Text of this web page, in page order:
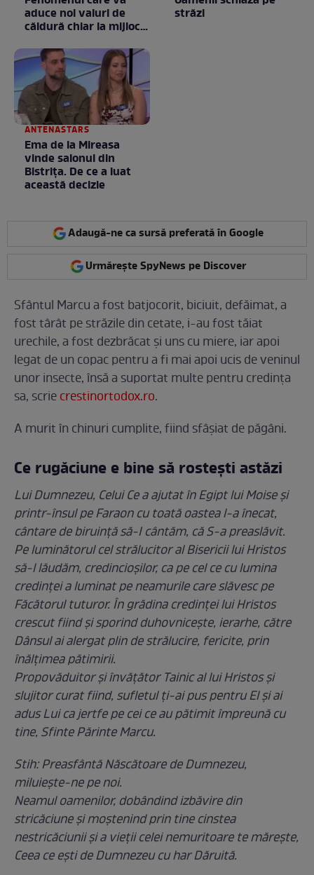
aduce noi valuri de
căldură chiar la mijlocul
străzi
ANTENASTARS
Ema de la Mireasa
vinde salonul din
Bistrița. De ce a luat
această decizie
Adaugă-ne ca sursă preferată în Google
Urmărește SpyNews pe Discover
Sfântul Marcu a fost batjocorit, biciuit, defăimat, a
fost târât pe străzile din cetate, i-au fost tăiat
urechile, a fost dezbrăcat și uns cu miere, iar apoi
legat de un copac pentru a fi mai apoi ucis de veninul
unor insecte, însă a suportat multe pentru credința
sa, scriecrestinortodox.ro.
A murit în chinuri cumplite, fiind sfâșiat de păgâni.
Ce rugăciune e bine să rostești astăzi
Lui Dumnezeu, Celui Ce a ajutat în Egipt lui Moise și
printr-însul pe Faraon cu toată oastea l-a înecat,
cântare de biruință să-I cântăm, că S-a preaslăvit.
Pe luminătorul cel strălucitor al Bisericii lui Hristos
să-l lăudăm, credincioșilor, ca pe cel ce cu lumina
credinței a luminat pe neamurile care slăvesc pe
Făcătorul tuturor. În grădina credinței lui Hristos
crescut fiind și sporind duhovnicește, ierarhe, către
Dânsul ai alergat plin de strălucire, fericite, prin
înălțimea pătimirii.
Propovăduitor și învățător Tainic al lui Hristos și
slujitor curat fiind, sufletul ți-ai pus pentru El și ai
adus Lui ca jertfe pe cei ce au pătimit împreună cu
tine, Sfinte Părinte Marcu.
Stih: Preasfântă Născătoare de Dumnezeu,
miluiește-ne pe noi.
Neamul oamenilor, dobândind izbăvire din
stricăciune și moștenind prin tine cinstea
nestricăciunii și a vieții celei nemuritoare te mărește,
Ceea ce ești de Dumnezeu cu har Dăruită.